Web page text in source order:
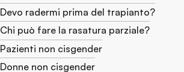
Devo radermi prima del trapianto?
Chi può fare la rasatura parziale?
Pazienti non cisgender
Donne non cisgender